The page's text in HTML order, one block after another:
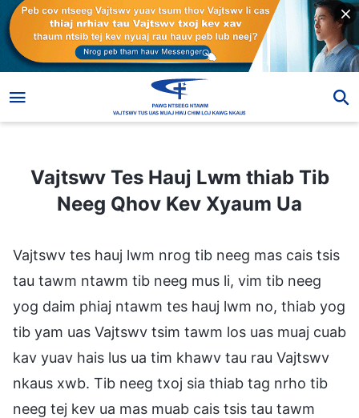
Vajtswv Tes Hauj Lwm thiab Tib
Neeg Qhov Kev Xyaum Ua
Vajtswv tes hauj lwm nrog tib neeg mas cais tsis
tau tawm ntawm tib neeg mus li, vim tib neeg
yog daim phiaj ntawm tes hauj lwm no, thiab yog
tib yam uas Vajtswv tsim tawm los uas muaj cuab
kav yuav hais lus ua tim khawv tau rau Vajtswv
nkaus xwb. Tib neeg txoj sia thiab tag nrho tib
neeg tej kev ua mas muab cais tsis tau tawm